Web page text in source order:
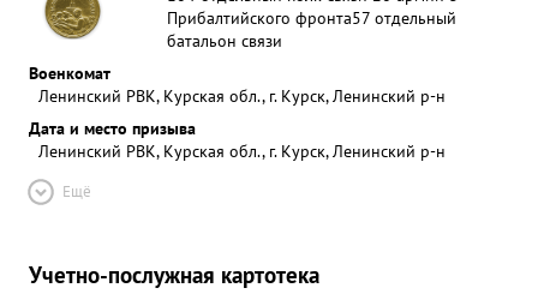
Прибалтийского фронта57 отдельный
батальон связи
Военкомат
Ленинский РВК, Курская обл., г. Курск, Ленинский р-н
Дата и место призыва
Ленинский РВК, Курская обл., г. Курск, Ленинский р-н
Ещё
Учетно-послужная картотека